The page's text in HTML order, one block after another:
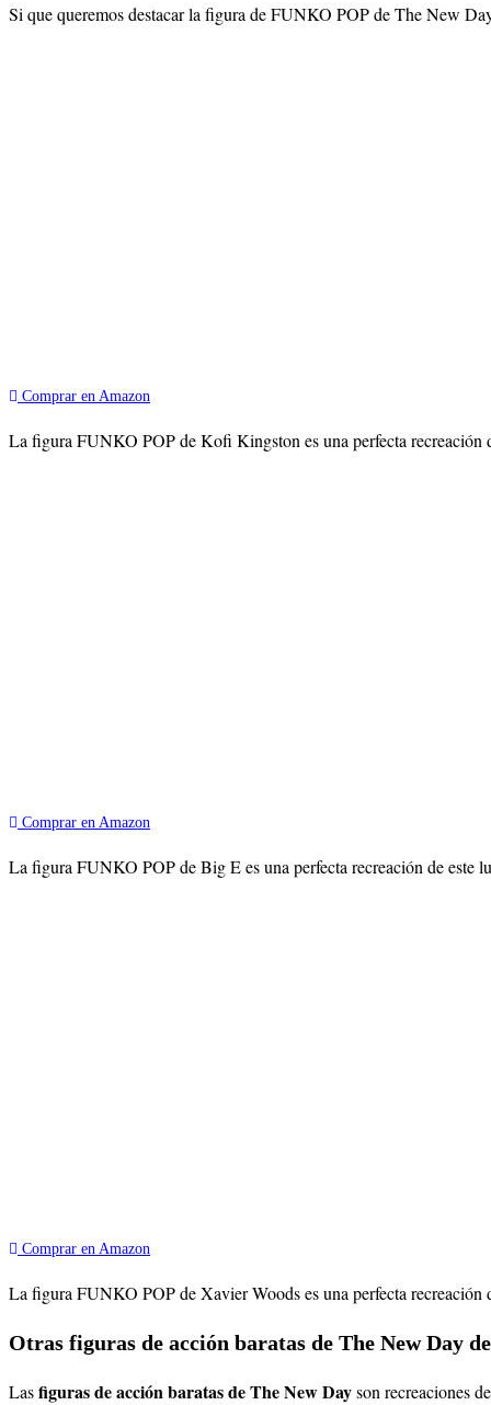
Si que queremos destacar la figura de FUNKO POP de The New
Comprar en Amazon
La figura FUNKO POP de Kofi Kingston es una perfecta
Comprar en Amazon
La figura FUNKO POP de Big E es una perfecta recreación de
Comprar en Amazon
La figura FUNKO POP de Xavier Woods es una perfecta
Otras figuras de acción baratas de The New Day
Lasfiguras de acción baratas de The New Dayson recreaciones